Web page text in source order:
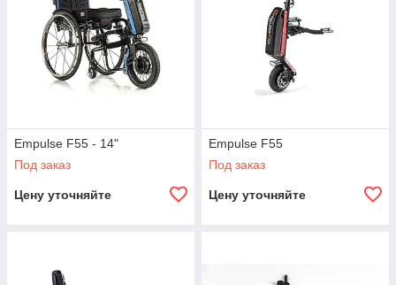
Empulse F55 - 14"
Под заказ
Цену уточняйте
Empulse F55
Под заказ
Цену уточняйте